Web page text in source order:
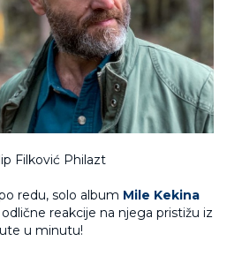
Filković Philazt
redu, solo album Mile Kekina
reakcije na njega pristižu iz
u minutu!